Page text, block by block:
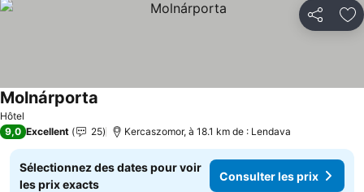
Partager
Hôtel
Molnárporta
9,0 Excellent 25 Kercaszomor, à 18.1 km de : Lendava
Sélectionnez des dates pour voir
les prix exacts
Consulter les prix